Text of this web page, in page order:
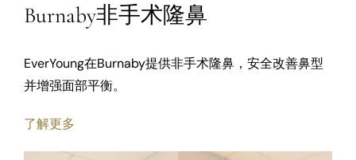
Burnaby非手术隆鼻
EverYoung在Burnaby提供非手术隆鼻，安全改善鼻型
并增强面部平衡。
了解更多